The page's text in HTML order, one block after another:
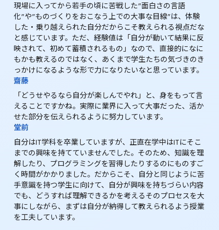
現場に入ってから若手の頃に苦戦した"面白さの言語
化"や"ものづくりをおこなう上での大事な目線"は、体験
した・乗り越えられた自分だからこそ教えられる視点だな
と感じています。ただ、経験値は「自分が動いて結果に反
映されて、初めて蓄積されるもの」なので、直接的になに
もかも教えるのではなく、あくまで学生たちの気づきのき
っかけになるような形で力になりたいなと思っています。
齋藤
「どうせやるなら自分が楽しんでやれ」と、身をもって言
えることですかね。実際に業界に入って大事だった、活か
せた部分を伝えられるように努力しています。
堂前
自分はIT学科を卒業していますが、正直在学中はITにそこ
までの興味を持てていませんでした。そのため、知識を理
解したり、プログラミングを習得したりするのにものすご
く時間がかかりました。だからこそ、自分と同じように苦
手意識を持つ学生に向けて、自分が興味を持ちづらい内容
でも、どうすれば理解できるかを考える――そのプロセスを大
事にしながら、まずは自分が納得して教えられるよう授業
を工夫しています。